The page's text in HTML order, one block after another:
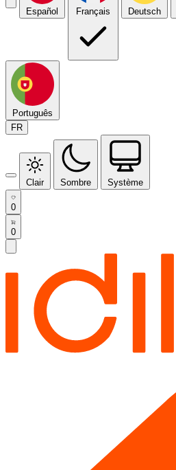
Español Français Deutsch
Português
FR
Clair Sombre Système
0
0